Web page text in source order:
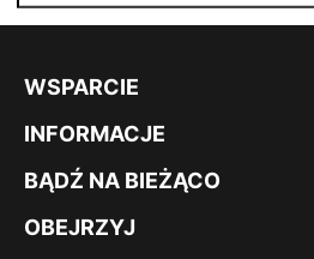
WSPARCIE
INFORMACJE
BĄDŹ NA BIEŻĄCO
OBEJRZYJ